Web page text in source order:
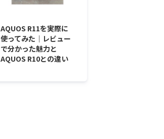
AQUOS R11を実際に
使ってみた｜レビュー
で分かった魅力と
AQUOS R10との違い